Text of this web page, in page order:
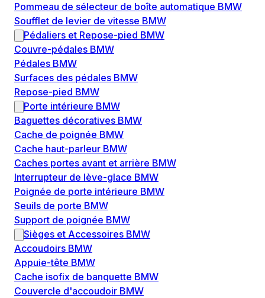
Pommeau de sélecteur de boîte automatique BMW
Soufflet de levier de vitesse BMW
Pédaliers et Repose-pied BMW
Couvre-pédales BMW
Pédales BMW
Surfaces des pédales BMW
Repose-pied BMW
Porte intérieure BMW
Baguettes décoratives BMW
Cache de poignée BMW
Cache haut-parleur BMW
Caches portes avant et arrière BMW
Interrupteur de lève-glace BMW
Poignée de porte intérieure BMW
Seuils de porte BMW
Support de poignée BMW
Sièges et Accessoires BMW
Accoudoirs BMW
Appuie-tête BMW
Cache isofix de banquette BMW
Couvercle d'accoudoir BMW